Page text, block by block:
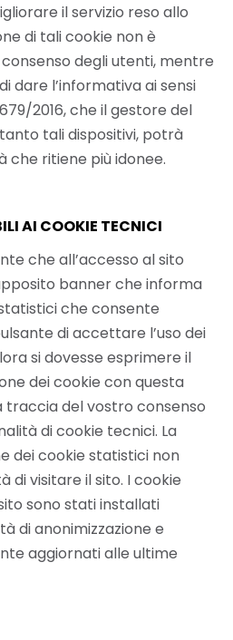
il servizio reso allo
di tali cookie non è
degli utenti, mentre
dare l’informativa ai sensi
679/2016, che il gestore del
tali dispositivi, potrà
che ritiene più idonee.
AI COOKIE TECNICI
che all’accesso al sito
banner che informa
che consente
di accettare l’uso dei
si dovesse esprimere il
dei cookie con questa
del vostro consenso
di cookie tecnici. La
dei cookie statistici non
di visitare il sito. I cookie
sono stati installati
di anonimizzazione e
aggiornati alle ultime